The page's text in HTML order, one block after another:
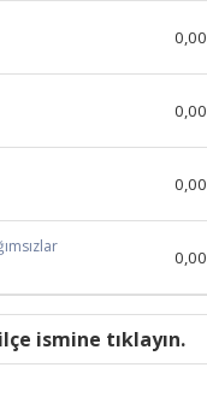
0,00
0,00
0,00
0,00
ismine tıklayın.